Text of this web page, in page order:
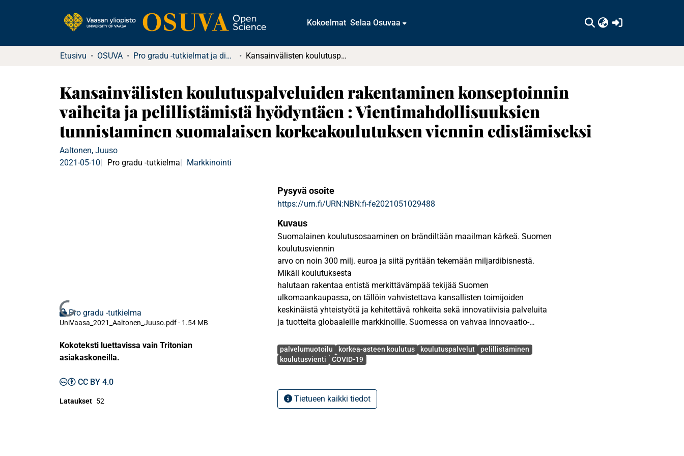
Kokoelmat Selaa Osuvaa
Etusivu OSUVA Pro gradu -tutkielmat ja diplomityöt (rajattu saatavuus) Kansainvälisten koulutuspalveluiden rakentaminen konseptoinnin vaiheita ja pelillistämistä hyödyntäen : Vientimahdollisuuksien tunnistaminen suomalaisen korkeakoulutuksen viennin edistämiseksi
Kansainvälisten koulutuspalveluiden rakentaminen konseptoinnin
vaiheita ja pelillistämistä hyödyntäen : Vientimahdollisuuksien
tunnistaminen suomalaisen korkeakoulutuksen viennin edistämiseksi
Aaltonen, Juuso
2021-05-10
Pro gradu -tutkielma Markkinointi
Ladataan...
Pro gradu -tutkielma
UniVaasa_2021_Aaltonen_Juuso.pdf - 1.54 MB
Kokoteksti luettavissa vain Tritonian
asiakaskoneilla.
CC BY 4.0
Lataukset 52
Pysyvä osoite
https://urn.fi/URN:NBN:fi-fe2021051029488
Kuvaus
Suomalainen koulutusosaaminen on brändiltään maailman kärkeä. Suomen
koulutusviennin
arvo on noin 300 milj. euroa ja siitä pyritään tekemään miljardibisnestä.
Mikäli koulutuksesta
halutaan rakentaa entistä merkittävämpää tekijää Suomen
ulkomaankaupassa, on tällöin vahvistettava kansallisten toimijoiden
keskinäistä yhteistyötä ja kehitettävä rohkeita sekä innovatiivisia palveluita
ja tuotteita globaaleille markkinoille. Suomessa on vahvaa innovaatio-
tuotteistaminen jäävät ikävästi vajavaisiksi toimenpiteiksi.
ja täten pakottanut muokkaamaan tuote- ja palvelutarjontaansa digitaalisiin
muotoihin ja alustoihin. Esimerkiksi Australian koulutussektori ajautui
Avainsanat
palvelumuotoilu korkea-asteen koulutus koulutuspalvelut
pelillistäminen
koulutusvienti
COVID-19
Tietueen kaikki tiedot